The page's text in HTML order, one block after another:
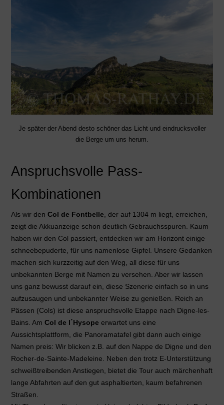
Je später der Abend desto schöner das Licht und eindrucksvoller
die Berge um uns herum.
Anspruchsvolle Pass-
Kombinationen
Als wir den Col de Fontbelle, der auf 1304 m liegt, erreichen,
zeigt die Akkuanzeige schon deutlich Gebrauchsspuren. Kaum
haben wir den Col passiert, entdecken wir am Horizont einige
schneebepuderte, für uns namenlose Gipfel. Unsere Gedanken
machen sich kurzzeitig auf den Weg, all diese für uns
unbekannten Berge mit Namen zu versehen. Aber wir lassen
uns ganz bewusst darauf ein, diese Szenerie einfach so in uns
aufzusaugen und unbekannter Weise zu genießen. Reich an
Pässen (Cols) ist diese anspruchsvolle Etappe nach Digne-les-
Bains. Am Col de l´Hysope erwartet uns eine
Aussichtsplattform, die Panoramatafel gibt dann auch einige
Namen preis: Wir blicken z.B. auf den Nappe de Digne und den
Rocher-de-Sainte-Madeleine. Neben den trotz E-Unterstützung
schweißtreibenden Anstiegen, bietet die Tour auch märchenhaft
lange Abfahrten auf den gut asphaltierten, kaum befahrenen
Straßen.